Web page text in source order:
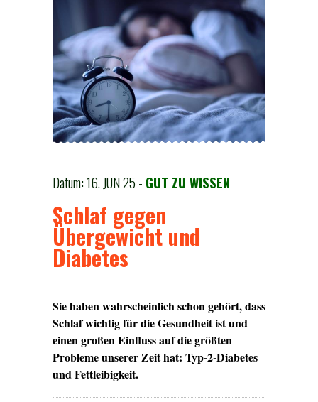
Datum: 16. JUN 25 - GUT ZU WISSEN
Schlaf gegen
Übergewicht und
Diabetes
Sie haben wahrscheinlich schon gehört, dass
Schlaf wichtig für die Gesundheit ist und
einen großen Einfluss auf die größten
Probleme unserer Zeit hat: Typ-2-Diabetes
und Fettleibigkeit.